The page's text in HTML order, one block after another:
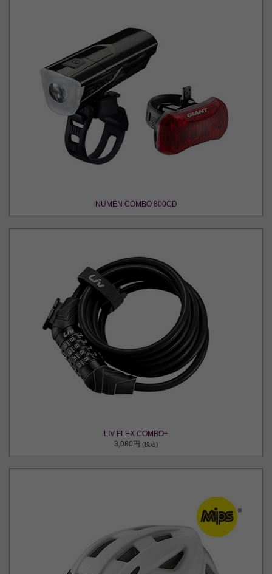
NUMEN COMBO 800CD
LIV FLEX COMBO+
3,080円 (税込)